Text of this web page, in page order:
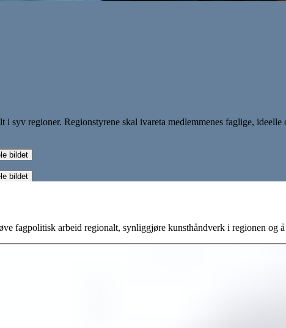
syv regioner. Regionstyrene skal ivareta medlemmenes faglige,
bildet
bildet
fagpolitisk arbeid regionalt, synliggjøre kunsthåndverk i regionen